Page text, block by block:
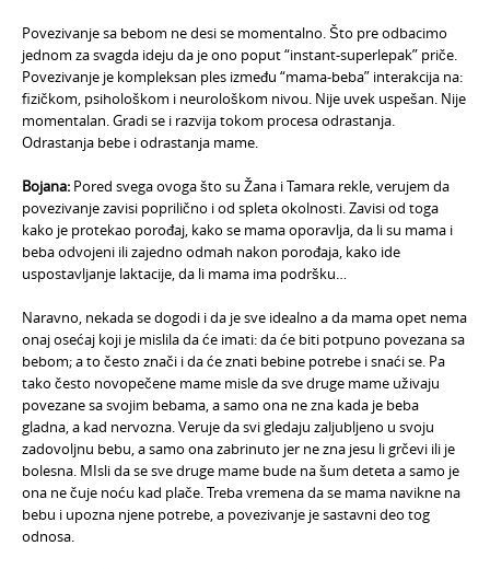
Povezivanje sa bebom ne desi se momentalno. Što pre odbacimo
jednom za svagda ideju da je ono poput “instant-superlepak” priče.
Povezivanje je kompleksan ples između “mama-beba” interakcija na:
fizičkom, psihološkom i neurološkom nivou. Nije uvek uspešan. Nije
momentalan. Gradi se i razvija tokom procesa odrastanja.
Odrastanja bebe i odrastanja mame.
Bojana: Pored svega ovoga što su Žana i Tamara rekle, verujem da
povezivanje zavisi poprilično i od spleta okolnosti. Zavisi od toga
kako je protekao porođaj, kako se mama oporavlja, da li su mama i
beba odvojeni ili zajedno odmah nakon porođaja, kako ide
uspostavljanje laktacije, da li mama ima podršku…
Naravno, nekada se dogodi i da je sve idealno a da mama opet nema
onaj osećaj koji je mislila da će imati: da će biti potpuno povezana sa
bebom; a to često znači i da će znati bebine potrebe i snaći se. Pa
tako često novopečene mame misle da sve druge mame uživaju
povezane sa svojim bebama, a samo ona ne zna kada je beba
gladna, a kad nervozna. Veruje da svi gledaju zaljubljeno u svoju
zadovoljnu bebu, a samo ona zabrinuto jer ne zna jesu li grčevi ili je
bolesna. MIsli da se sve druge mame bude na šum deteta a samo je
ona ne čuje noću kad plače. Treba vremena da se mama navikne na
bebu i upozna njene potrebe, a povezivanje je sastavni deo tog
odnosa.